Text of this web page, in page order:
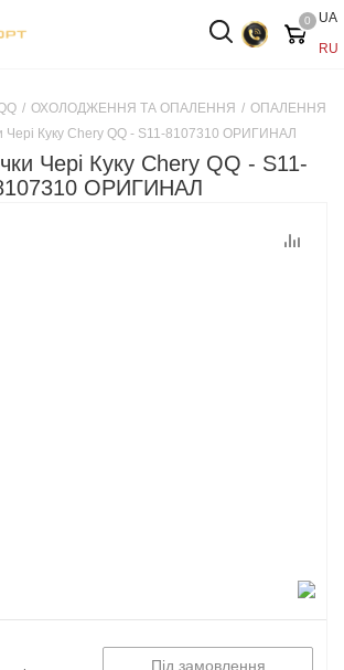
UA
RU
0
/ ОХОЛОДЖЕННЯ ТА ОПАЛЕННЯ / ОПАЛЕННЯ
Чері Куку Chery QQ - S11-8107310 ОРИГИНАЛ
Чері Куку Chery QQ - S11-
ОРИГИНАЛ
Під замовлення